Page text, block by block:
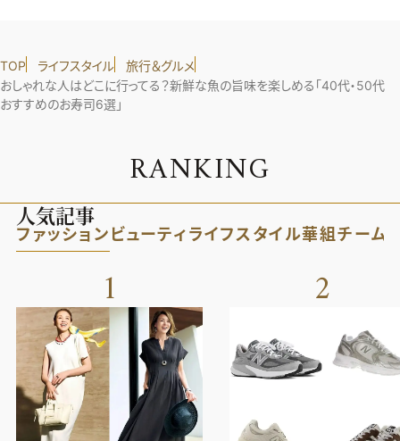
TOP ライフスタイル
旅行＆グルメ
おしゃれな人はどこに行ってる？新鮮な魚の旨味を楽しめる「40代・50代
おすすめのお寿司6選」
RANKING
人気記事
ファッション ビューティライフスタイル華組チーム
1 2